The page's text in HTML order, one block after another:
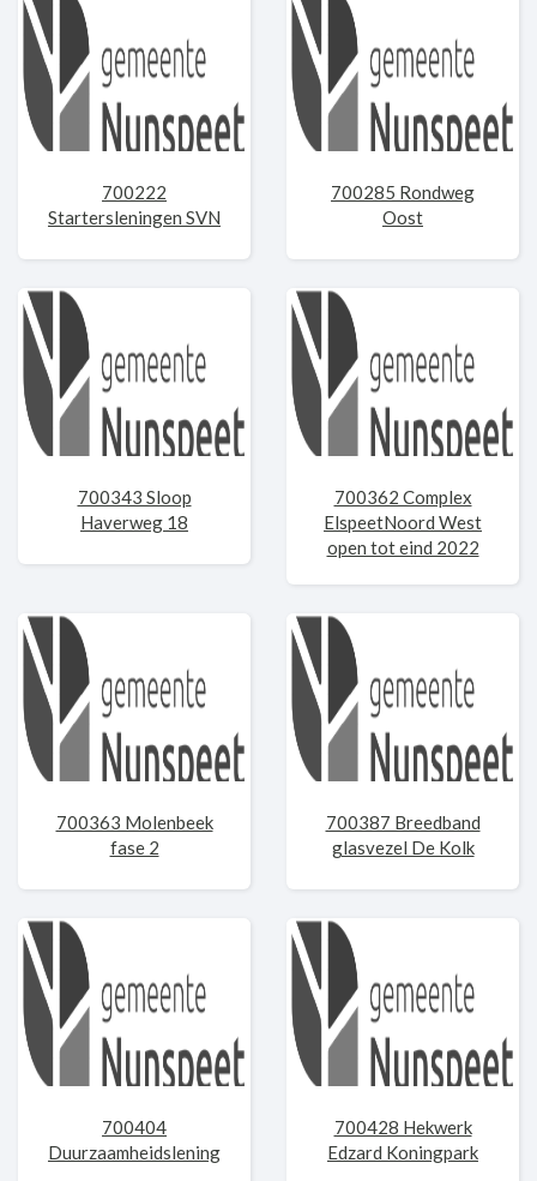
700222
Startersleningen SVN
700285 Rondweg
Oost
700343 Sloop
Haverweg 18
700362 Complex
ElspeetNoord West
open tot eind 2022
700363 Molenbeek
fase 2
700387 Breedband
glasvezel De Kolk
700404
Duurzaamheidslening
700428 Hekwerk
Edzard Koningpark